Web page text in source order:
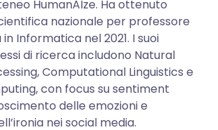
HumanAIze. Ha ottenuto
nazionale per professore
Informatica nel 2021. I suoi
di ricerca includono Natural
Computational Linguistics e
con focus su sentiment
delle emozioni e
nei social media.